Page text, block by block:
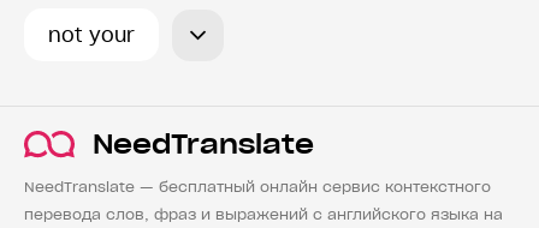
not your
NeedTranslate
NeedTranslate — бесплатный онлайн сервис контекстного
перевода слов, фраз и выражений с английского языка на